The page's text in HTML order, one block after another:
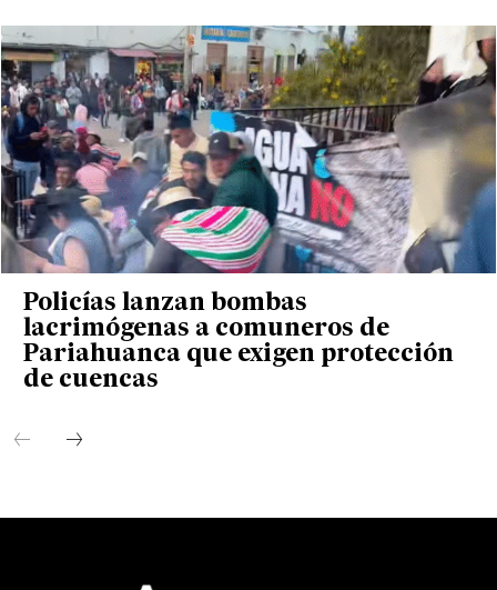
Policías lanzan bombas
lacrimógenas a comuneros de
Pariahuanca que exigen protección
de cuencas